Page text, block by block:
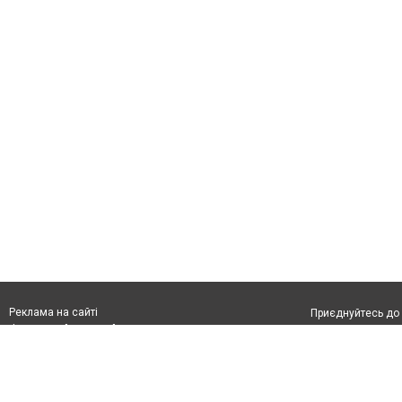
Реклама на сайті
Франшиза "CitySites"
Приєднуйтесь до